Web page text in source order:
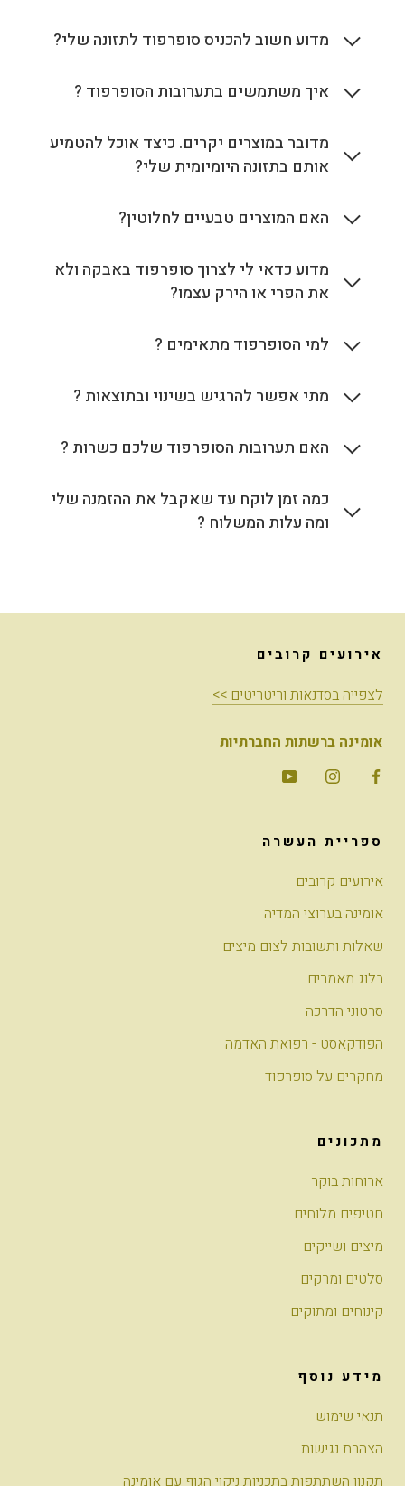
מדוע חשוב להכניס סופרפוד לתזונה שלי?
איך משתמשים בתערובות הסופרפוד ?
מדובר במוצרים יקרים. כיצד אוכל להטמיע
אותם בתזונה היומיומית שלי?
האם המוצרים טבעיים לחלוטין?
מדוע כדאי לי לצרוך סופרפוד באבקה ולא
את הפרי או הירק עצמו?
למי הסופרפוד מתאימים ?
מתי אפשר להרגיש בשינוי ובתוצאות ?
האם תערובות הסופרפוד שלכם כשרות ?
כמה זמן לוקח עד שאקבל את ההזמנה שלי
ומה עלות המשלוח ?
אירועים קרובים
לצפייה בסדנאות וריטריטים >>
אומינה ברשתות החברתיות
ספריית העשרה
אירועים קרובים
אומינה בערוצי המדיה
שאלות ותשובות לצום מיצים
בלוג מאמרים
סרטוני הדרכה
הפודקאסט - רפואת האדמה
מחקרים על סופרפוד
מתכונים
ארוחות בוקר
חטיפים מלוחים
מיצים ושייקים
סלטים ומרקים
קינוחים ומתוקים
מידע נוסף
תנאי שימוש
הצהרת נגישות
תקנון השתתפות בתכניות ניקוי הגוף עם אומינה